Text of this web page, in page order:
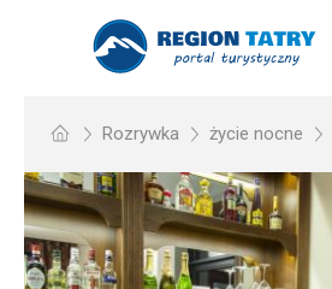
Rozrywka życie nocne